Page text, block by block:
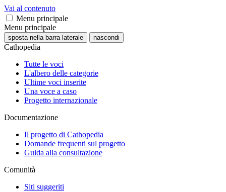
Vai al contenuto
Menu principale
Menu principale
sposta nella barra laterale nascondi
Cathopedia
Tutte le voci
L'albero delle categorie
Ultime voci inserite
Una voce a caso
Progetto internazionale
Documentazione
Il progetto di Cathopedia
Domande frequenti sul progetto
Guida alla consultazione
Comunità
Siti suggeriti